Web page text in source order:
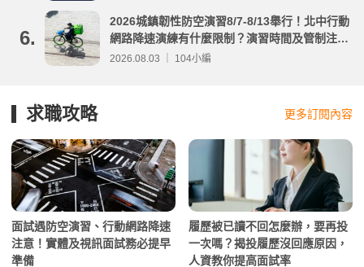
6.
2026城鎮韌性防空演習8/7-8/13舉行！北中行動
網路降速演練有什麼限制？演習時間及管制注意
事項整理
2026.08.03 ｜ 104小編
求職攻略 更多訂閱內容
面試遇防空演習、行動網路降速
注意！實體及視訊面試務必提早
準備
履歷被已讀不回怎麼辦，要再投
一次嗎？揭投履歷沒回應原因，
人資教你提高面試率